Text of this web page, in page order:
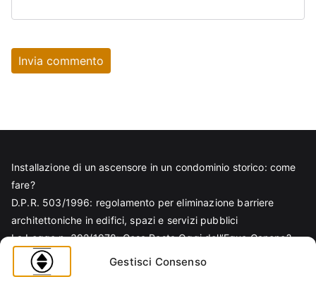
Gestisci Consenso
Installazione di un ascensore in un condominio storico: come
fare?
D.P.R. 503/1996: regolamento per eliminazione barriere
architettoniche in edifici, spazi e servizi pubblici
La Legge n. 392/1978: Cosa Resta Oggi dell’Equo Canone?
Legge Regionale n. 6/1989: Analisi Tecnica per Progettisti e
Amministratori